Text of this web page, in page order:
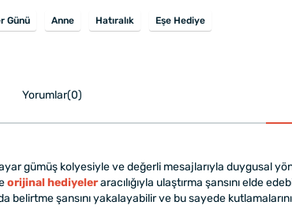
Günü Anne Hatıralık Eşe Hediye
Yorumlar(0)
gümüş kolyesiyle ve değerli mesajlarıyla duygusal
orijinal hediyeleraracılığıyla ulaştırma şansını elde
belirtme şansını yakalayabilir ve bu sayede